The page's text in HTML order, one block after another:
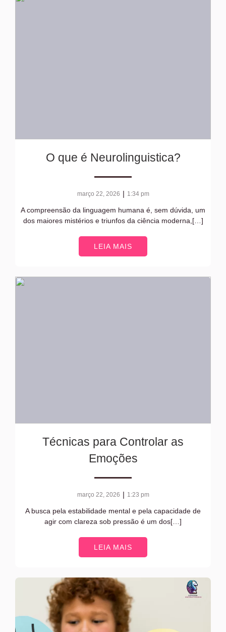
O que é Neurolinguistica?
março 22, 2026 | 1:34 pm
A compreensão da linguagem humana é, sem dúvida, um
dos maiores mistérios e triunfos da ciência moderna,[…]
LEIA MAIS
Técnicas para Controlar as
Emoções
março 22, 2026 | 1:23 pm
A busca pela estabilidade mental e pela capacidade de
agir com clareza sob pressão é um dos[…]
LEIA MAIS